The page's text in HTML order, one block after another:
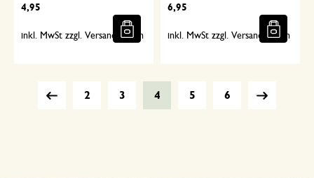
4,95
inkl. MwSt zzgl. Versandkosten
6,95
inkl. MwSt zzgl. Versandkosten
2 3 4 5 6